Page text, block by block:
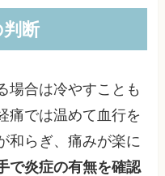
断
場合は冷やすことも
痛では温めて血行を
和らぎ、痛みが楽に
で炎症の有無を確認